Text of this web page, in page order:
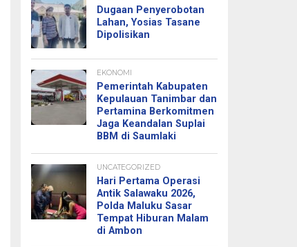
Dugaan Penyerobotan
Lahan, Yosias Tasane
Dipolisikan
EKONOMI
Pemerintah Kabupaten
Kepulauan Tanimbar dan
Pertamina Berkomitmen
Jaga Keandalan Suplai
BBM di Saumlaki
UNCATEGORIZED
Hari Pertama Operasi
Antik Salawaku 2026,
Polda Maluku Sasar
Tempat Hiburan Malam
di Ambon